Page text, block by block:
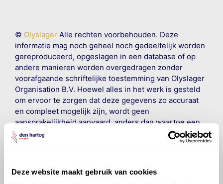
Deze website maakt gebruik van cookies
© OlyslagerAlle rechten voorbehouden. Deze
informatie mag noch geheel noch gedeeltelijk worden
gereproduceerd, opgeslagen in een database of op
andere manieren worden overgedragen zonder
voorafgaande schriftelijke toestemming van Olyslager
Organisation B.V. Hoewel alles in het werk is gesteld
om ervoor te zorgen dat deze gegevens zo accuraat
en compleet mogelijk zijn, wordt geen
aansprakelijkheid aanvaard, anders dan waartoe een
wettelijke verplichting bestaat, voor schade of verlies
veroorzaakt door fouten of omissies in de verstrekte
hij/zij de ervaring, de kennis en het vermogen heeft